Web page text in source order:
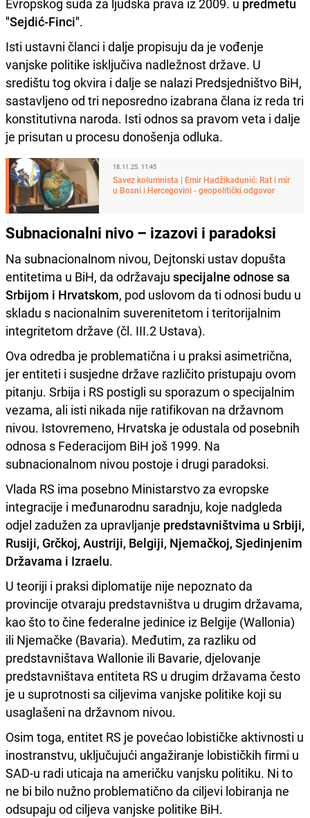
"Sejdić-Finci".
Isti ustavni članci i dalje propisuju da je vođenje
vanjske politike isključiva nadležnost države. U
središtu tog okvira i dalje se nalazi Predsjedništvo BiH,
sastavljeno od tri neposredno izabrana člana iz reda tri
konstitutivna naroda. Isti odnos sa pravom veta i dalje
je prisutan u procesu donošenja odluka.
18.11.25. 11:45
Savez kolumnista | Emir Hadžikadunić: Rat i mir
u Bosni i Hercegovini - geopolitički odgovor
Subnacionalni nivo – izazovi i paradoksi
Na subnacionalnom nivou, Dejtonski ustav dopušta
entitetima u BiH, da održavaju specijalne odnose sa
Srbijom i Hrvatskom, pod uslovom da ti odnosi budu u
skladu s nacionalnim suverenitetom i teritorijalnim
integritetom države (čl. III.2 Ustava).
Ova odredba je problematična i u praksi asimetrična,
jer entiteti i susjedne države različito pristupaju ovom
pitanju. Srbija i RS postigli su sporazum o specijalnim
vezama, ali isti nikada nije ratifikovan na državnom
nivou. Istovremeno, Hrvatska je odustala od posebnih
odnosa s Federacijom BiH još 1999. Na
subnacionalnom nivou postoje i drugi paradoksi.
Vlada RS ima posebno Ministarstvo za evropske
integracije i međunarodnu saradnju, koje nadgleda
odjel zadužen za upravljanje predstavništvima u Srbiji,
Rusiji, Grčkoj, Austriji, Belgiji, Njemačkoj, Sjedinjenim
Državama i Izraelu.
U teoriji i praksi diplomatije nije nepoznato da
provincije otvaraju predstavništva u drugim državama,
kao što to čine federalne jedinice iz Belgije (Wallonia)
ili Njemačke (Bavaria). Međutim, za razliku od
predstavništava Wallonie ili Bavarie, djelovanje
predstavništava entiteta RS u drugim državama često
je u suprotnosti sa ciljevima vanjske politike koji su
usaglašeni na državnom nivou.
Osim toga, entitet RS je povećao lobističke aktivnosti u
inostranstvu, uključujući angažiranje lobističkih firmi u
SAD-u radi uticaja na američku vanjsku politiku. Ni to
ne bi bilo nužno problematično da ciljevi lobiranja ne
odsupaju od ciljeva vanjske politike BiH.